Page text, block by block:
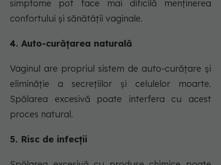
simptome pot face mai dificilă menținerea
confortului și sănătății vaginale.
4. Auto-curățarea naturală
Vaginul are propriul sistem de auto-curățare și
eliminăție a secrețiilor și celulelor moarte.
Spălarea excesivă poate interfera cu acest
proces natural.
5. Risc de infecții